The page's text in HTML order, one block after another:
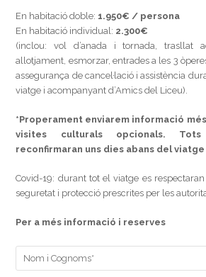
En habitació doble: 1.950€ / persona
En habitació individual: 2.300€
(inclou: vol d’anada i tornada, trasllat
allotjament, esmorzar, entrades a les 3
assegurança de cancel·lació i assistència
viatge i acompanyant d’Amics del Liceu).
*Properament enviarem informació
visites culturals opcionals.
reconfirmaran uns dies abans del viatge
Covid-19: durant tot el viatge es
seguretat i protecció prescrites per les
Per a més informació i reserves